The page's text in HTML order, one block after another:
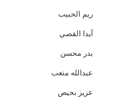
ريم الحبيب
آيدا القصي
بدر محسن
عبدالله متعب
عزيز بحيص